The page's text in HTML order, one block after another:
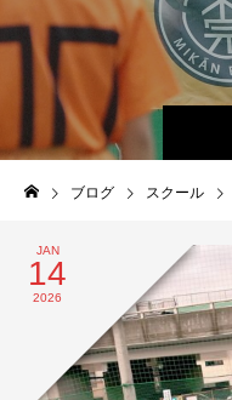
ブログ スクール
JAN
14
2026